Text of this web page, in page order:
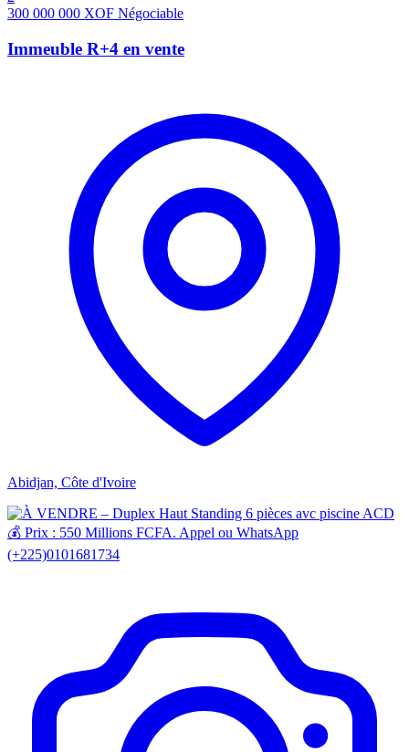
300 000 000 XOF Négociable
Immeuble R+4 en vente
Abidjan, Côte d'Ivoire